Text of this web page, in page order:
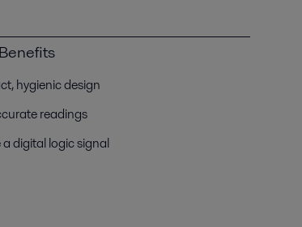
hygienic design
readings
a digital logic signal